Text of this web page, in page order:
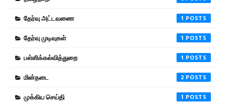
தேர்வு அட்டவணை 1
தேர்வு முடிவுகள் 1
பள்ளிக்கல்வித்துறை 1
மின்தடை 2
முக்கிய செய்தி 1